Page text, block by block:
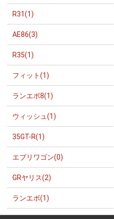
R31(1)
AE86(3)
R35(1)
フィット(1)
ランエボ8(1)
ウィッシュ(1)
35GT-R(1)
エブリワゴン(0)
GRヤリス(2)
ランエボ(1)